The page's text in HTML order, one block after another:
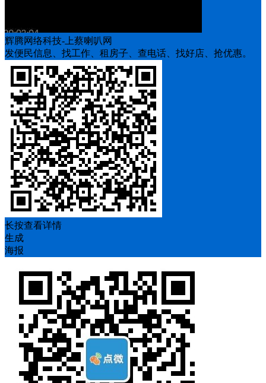
辉腾网络科技-上蔡喇叭网
发便民信息、找工作、租房子、查电话、找好店、抢优惠。
长按查看详情
生成
海报